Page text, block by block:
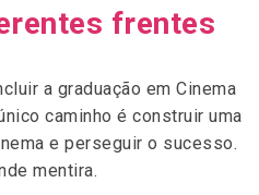
frentes
a graduação em Cinema
caminho é construir uma
e perseguir o sucesso.
mentira.